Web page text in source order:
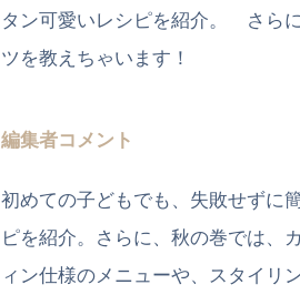
タン可愛いレシピを紹介。 さら
ツを教えちゃいます！
編集者コメント
初めての子どもでも、失敗せずに
ピを紹介。さらに、秋の巻では、
ィン仕様のメニューや、スタイリ